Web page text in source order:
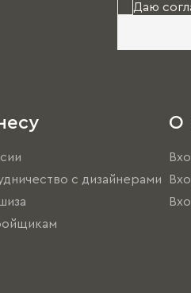
Даю
с дизайнерами
О